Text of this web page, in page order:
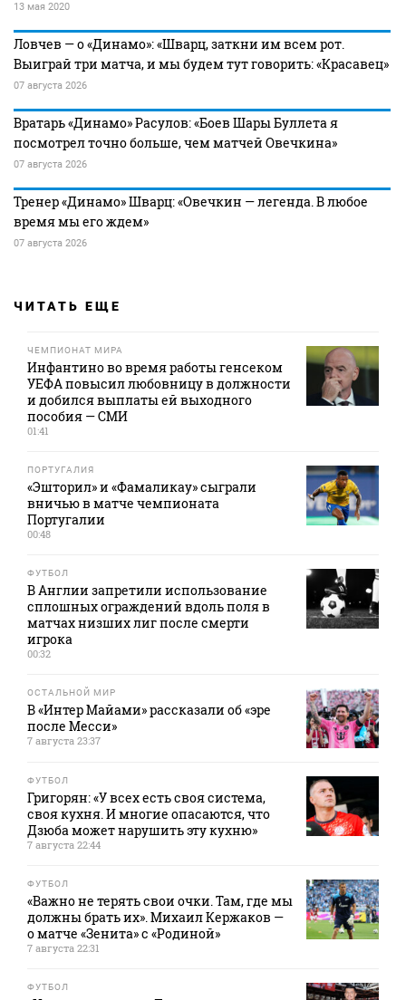
13 мая 2020
Ловчев — о «Динамо»: «Шварц, заткни им всем рот.
Выиграй три матча, и мы будем тут говорить: «Красавец»
07 августа 2026
Вратарь «Динамо» Расулов: «Боев Шары Буллета я
посмотрел точно больше, чем матчей Овечкина»
07 августа 2026
Тренер «Динамо» Шварц: «Овечкин — легенда. В любое
время мы его ждем»
07 августа 2026
ЧИТАТЬ ЕЩЕ
ЧЕМПИОНАТ МИРА
Инфантино во время работы генсеком
УЕФА повысил любовницу в должности
и добился выплаты ей выходного
пособия — СМИ
01:41
ПОРТУГАЛИЯ
«Эшторил» и «Фамаликау» сыграли
вничью в матче чемпионата
Португалии
00:48
ФУТБОЛ
В Англии запретили использование
сплошных ограждений вдоль поля в
матчах низших лиг после смерти
игрока
00:32
ОСТАЛЬНОЙ МИР
В «Интер Майами» рассказали об «эре
после Месси»
7 августа 23:37
ФУТБОЛ
Григорян: «У всех есть своя система,
своя кухня. И многие опасаются, что
Дзюба может нарушить эту кухню»
7 августа 22:44
ФУТБОЛ
«Важно не терять свои очки. Там, где мы
должны брать их». Михаил Кержаков —
о матче «Зенита» с «Родиной»
7 августа 22:31
ФУТБОЛ